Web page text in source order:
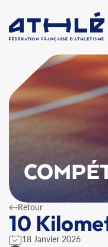
Retour
10
18 Janvier 2026